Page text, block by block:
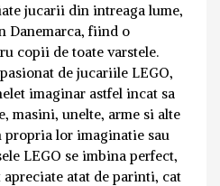
jucarii din intreaga lume,
Danemarca, fiind o
copii de toate varstele.
de jucariile LEGO,
imaginar astfel incat sa
masini, unelte, arme si alte
propria lor imaginatie sau
LEGO se imbina perfect,
atat de parinti, cat